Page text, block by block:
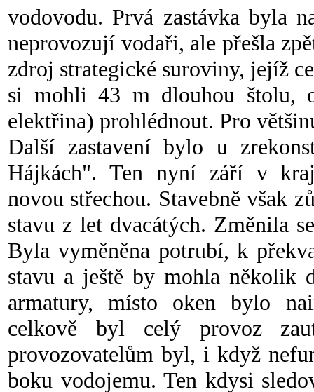
vodovodu. Prvá zastávka byla
neprovozují vodaři, ale přešla
zdroj strategické suroviny, jejíž
si mohli 43 m dlouhou štolu,
elektřina) prohlédnout. Pro
Další zastavení bylo u
Hájkách". Ten nyní září v
novou střechou. Stavebně však
stavu z let dvacátých. Změnila
Byla vyměněna potrubí, k
stavu a ještě by mohla několik
armatury, místo oken bylo
celkově byl celý provoz
provozovatelům byl, i když
boku vodojemu. Ten kdysi